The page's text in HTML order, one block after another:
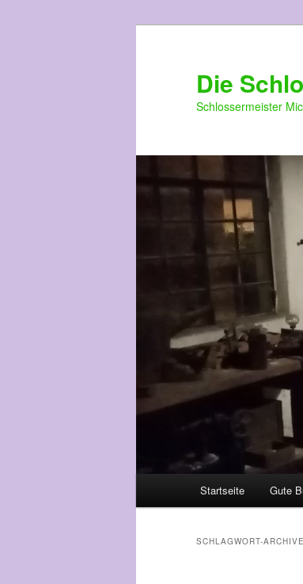
Die
Schlossermeister
Zum Inhalt
Zum sekundären
Startseite Gute
SCHLAGWORT-